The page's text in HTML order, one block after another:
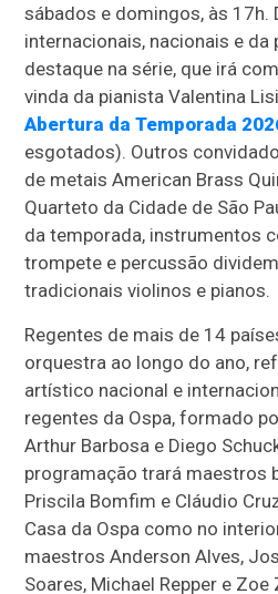
sábados e domingos, às 17h.
internacionais, nacionais e da
destaque na série, que irá
vinda da pianista Valentina
Abertura da Temporada
esgotados). Outros
de metais American Brass
Quarteto da Cidade de São
da temporada, instrumentos
trompete e percussão
tradicionais violinos e pianos.
Regentes de mais de 14
orquestra ao longo do ano,
artístico nacional e
regentes da Ospa, formado
Arthur Barbosa e Diego
programação trará maestros
Priscila Bomfim e Cláudio
Casa da Ospa como no
maestros Anderson Alves,
Soares, Michael Repper e